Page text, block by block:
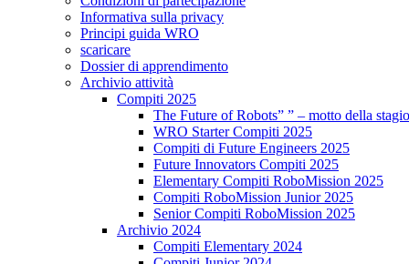
Informativa sulla privacy
Principi guida WRO
scaricare
Dossier di apprendimento
Archivio attività
Compiti 2025
The Future of Robots” ” – motto della
WRO Starter Compiti 2025
Compiti di Future Engineers 2025
Future Innovators Compiti 2025
Elementary Compiti RoboMission 2025
Compiti RoboMission Junior 2025
Senior Compiti RoboMission 2025
Archivio 2024
Compiti Elementary 2024